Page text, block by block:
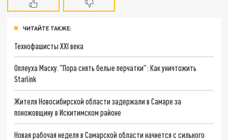
ЧИТАЙТЕ ТАКЖЕ:
Технофашисты XXI века
Оплеуха Маску. "Пора снять белые перчатки": Как уничтожить
Starlink
Жителя Новосибирской области задержали в Самаре за
поножовщину в Искитимском районе
Новая рабочая неделя в Самарской области начнется с сильного